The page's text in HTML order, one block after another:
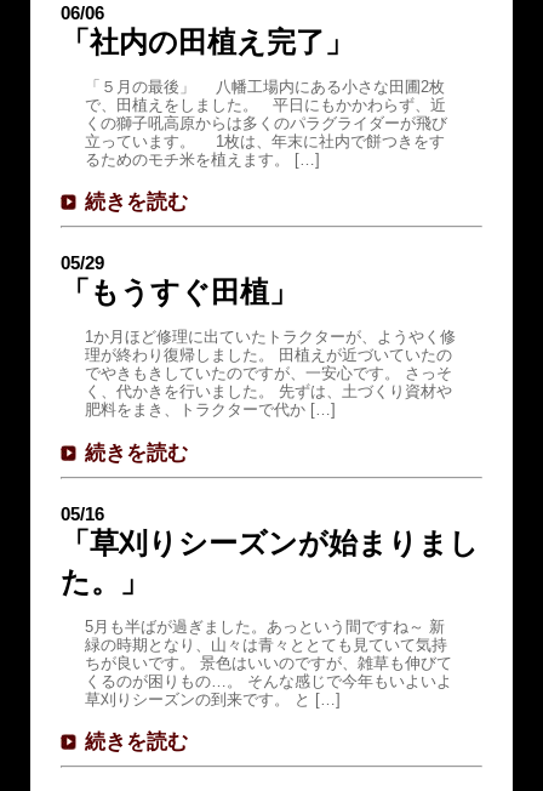
06/06
「社内の田植え完了」
「５月の最後」 八幡工場内にある小さな田圃2枚
で、田植えをしました。 平日にもかかわらず、近
くの獅子吼高原からは多くのパラグライダーが飛び
立っています。 1枚は、年末に社内で餅つきをす
るためのモチ米を植えます。 […]
続きを読む
05/29
「もうすぐ田植」
1か月ほど修理に出ていたトラクターが、ようやく修
理が終わり復帰しました。 田植えが近づいていたの
でやきもきしていたのですが、一安心です。 さっそ
く、代かきを行いました。 先ずは、土づくり資材や
肥料をまき、トラクターで代か […]
続きを読む
05/16
「草刈りシーズンが始まりまし
た。」
5月も半ばが過ぎました。あっという間ですね～ 新
緑の時期となり、山々は青々ととても見ていて気持
ちが良いです。 景色はいいのですが、雑草も伸びて
くるのが困りもの…。 そんな感じで今年もいよいよ
草刈りシーズンの到来です。 と […]
続きを読む